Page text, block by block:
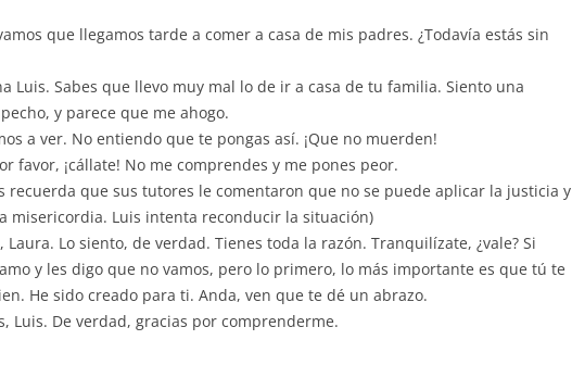
que llegamos tarde a comer a casa de mis padres. ¿Todavía estás sin
Luis. Sabes que llevo muy mal lo de ir a casa de tu familia. Siento una
y parece que me ahogo.
a ver. No entiendo que te pongas así. ¡Que no muerden!
favor, ¡cállate! No me comprendes y me pones peor.
recuerda que sus tutores le comentaron que no se puede aplicar la justicia y
misericordia. Luis intenta reconducir la situación)
Laura. Lo siento, de verdad. Tienes toda la razón. Tranquilízate, ¿vale? Si
y les digo que no vamos, pero lo primero, lo más importante es que tú te
He sido creado para ti. Anda, ven que te dé un abrazo.
Luis. De verdad, gracias por comprenderme.